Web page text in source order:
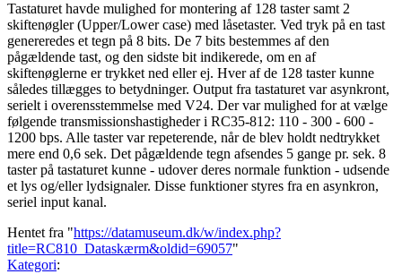
Tastaturet havde mulighed for montering af 128 taster samt 2
skiftenøgler (Upper/Lower case) med låsetaster. Ved tryk på en tast
genereredes et tegn på 8 bits. De 7 bits bestemmes af den
pågældende tast, og den sidste bit indikerede, om en af
skiftenøglerne er trykket ned eller ej. Hver af de 128 taster kunne
således tillægges to betydninger. Output fra tastaturet var asynkront,
serielt i overensstemmelse med V24. Der var mulighed for at vælge
følgende transmissionshastigheder i RC35-812: 110 - 300 - 600 -
1200 bps. Alle taster var repeterende, når de blev holdt nedtrykket
mere end 0,6 sek. Det pågældende tegn afsendes 5 gange pr. sek. 8
taster på tastaturet kunne - udover deres normale funktion - udsende
et lys og/eller lydsignaler. Disse funktioner styres fra en asynkron,
seriel input kanal.
Hentet fra "https://datamuseum.dk/w/index.php?
title=RC810_Dataskærm&oldid=69057"
Kategori: